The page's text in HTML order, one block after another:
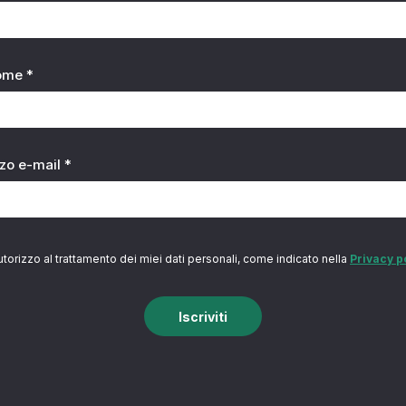
*
e-mail *
al trattamento dei miei dati personali, come indicato nella Privacy
Iscriviti